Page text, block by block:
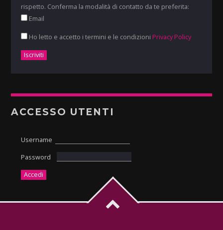
rispetto. Conferma la modalità di contatto da te preferita:
Email
Ho letto e accetto i termini e le condizioni Privacy Policy
ACCESSO UTENTI
Username
Password